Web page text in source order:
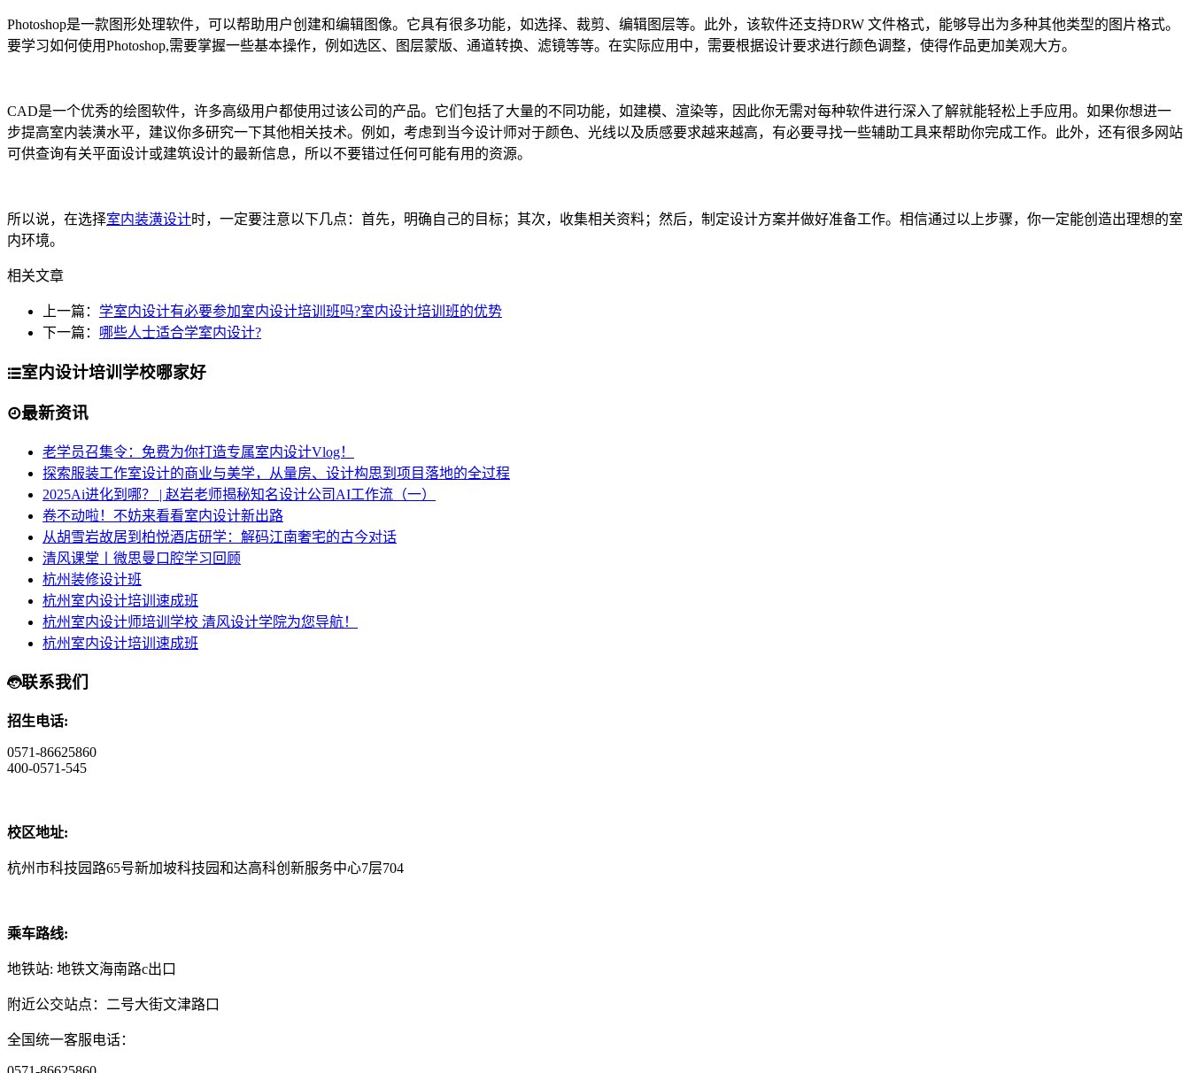
Photoshop是一款图形处理软件，可以帮助用户创建和编辑图像。它具有很多功能，如选择、裁剪、编辑图层等。此外，该软件还支持DRW 文件格式，能够导出为多种其他类型的图片格式。
要学习如何使用Photoshop,需要掌握一些基本操作，例如选区、图层蒙版、通道转换、滤镜等等。在实际应用中，需要根据设计要求进行颜色调整，使得作品更加美观大方。
CAD是一个优秀的绘图软件，许多高级用户都使用过该公司的产品。它们包括了大量的不同功能，如建模、渲染等，因此你无需对每种软件进行深入了解就能轻松上手应用。如果你想进一
步提高室内装潢水平，建议你多研究一下其他相关技术。例如，考虑到当今设计师对于颜色、光线以及质感要求越来越高，有必要寻找一些辅助工具来帮助你完成工作。此外，还有很多网站
可供查询有关平面设计或建筑设计的最新信息，所以不要错过任何可能有用的资源。
所以说，在选择室内装潢设计时，一定要注意以下几点：首先，明确自己的目标；其次，收集相关资料；然后，制定设计方案并做好准备工作。相信通过以上步骤，你一定能创造出理想的室
内环境。
相关文章
上一篇： 学室内设计有必要参加室内设计培训班吗?室内设计培训班的优势
下一篇： 哪些人士适合学室内设计?
室内设计培训学校哪家好
最新资讯
老学员召集令：免费为你打造专属室内设计Vlog！
探索服装工作室设计的商业与美学，从量房、设计构思到项目落地的全过程
2025Ai进化到哪？ | 赵岩老师揭秘知名设计公司AI工作流（一）
卷不动啦！不妨来看看室内设计新出路
从胡雪岩故居到柏悦酒店研学：解码江南奢宅的古今对话
清风课堂丨微思曼口腔学习回顾
杭州装修设计班
杭州室内设计培训速成班
杭州室内设计师培训学校 清风设计学院为您导航！
杭州室内设计培训速成班
联系我们
招生电话:
0571-86625860
400-0571-545
校区地址:
杭州市科技园路65号新加坡科技园和达高科创新服务中心7层704
乘车路线:
地铁站: 地铁文海南路c出口
附近公交站点：二号大街文津路口
全国统一客服电话：